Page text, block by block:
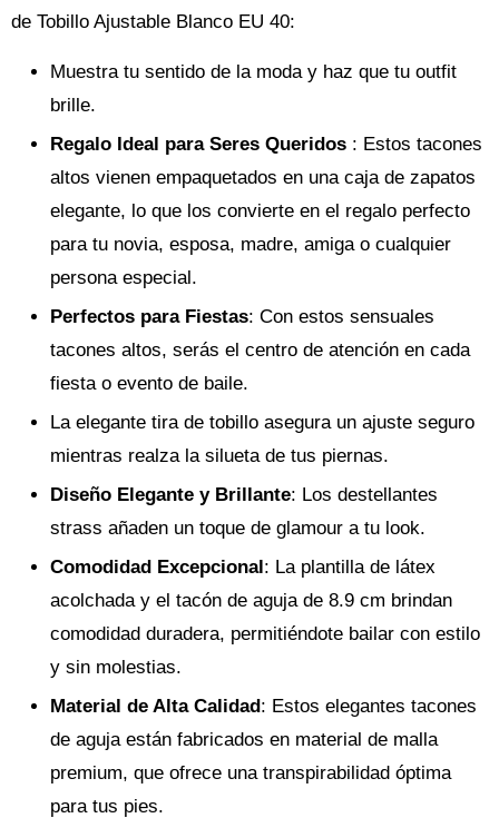
de Tobillo Ajustable Blanco EU 40:
Muestra tu sentido de la moda y haz que tu outfit
brille.
Regalo Ideal para Seres Queridos : Estos tacones
altos vienen empaquetados en una caja de zapatos
elegante, lo que los convierte en el regalo perfecto
para tu novia, esposa, madre, amiga o cualquier
persona especial.
Perfectos para Fiestas: Con estos sensuales
tacones altos, serás el centro de atención en cada
fiesta o evento de baile.
La elegante tira de tobillo asegura un ajuste seguro
mientras realza la silueta de tus piernas.
Diseño Elegante y Brillante: Los destellantes
strass añaden un toque de glamour a tu look.
Comodidad Excepcional: La plantilla de látex
acolchada y el tacón de aguja de 8.9 cm brindan
comodidad duradera, permitiéndote bailar con estilo
y sin molestias.
Material de Alta Calidad: Estos elegantes tacones
de aguja están fabricados en material de malla
premium, que ofrece una transpirabilidad óptima
para tus pies.